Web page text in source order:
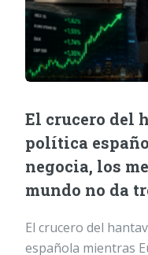
El crucero del
política
negocia, los
mundo no da
El crucero del
española mientras